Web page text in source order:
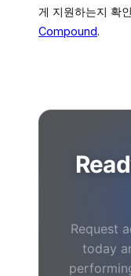
게 지원하는지 확
Compound.
Request
today